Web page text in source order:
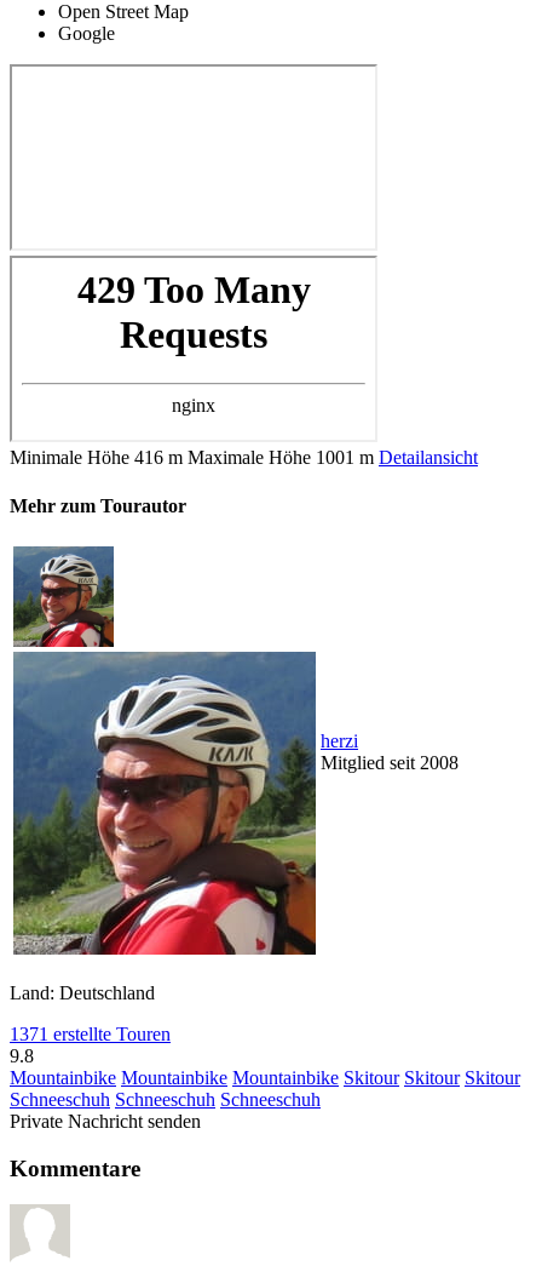
Open Street Map
Google
Minimale Höhe 416 m Maximale Höhe 1001 m Detailansicht
Mehr zum Tourautor
herzi
Mitglied seit 2008
Land: Deutschland
1371 erstellte Touren
9.8
Mountainbike Mountainbike Mountainbike Skitour Skitour Skitour
Schneeschuh Schneeschuh Schneeschuh
Private Nachricht senden
Kommentare